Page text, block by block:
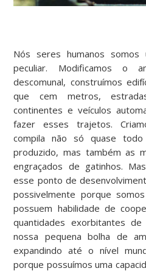
Nós seres humanos somos
peculiar. Modificamos o
descomunal, construímos
que cem metros,
continentes e veículos
fazer esses trajetos.
compila não só quase
produzido, mas também as
engraçados de gatinhos.
esse ponto de
possivelmente porque
possuem habilidade de
quantidades exorbitantes
nossa pequena bolha de
expandindo até o nível
porque possuímos uma